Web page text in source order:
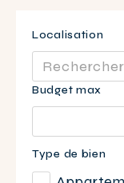
Localisation
Budget max
Type de bien